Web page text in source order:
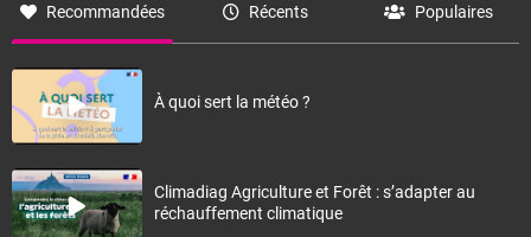
Recommandées Récents Populaires
À quoi sert la météo ?
Climadiag Agriculture et Forêt : s’adapter au
réchauffement climatique